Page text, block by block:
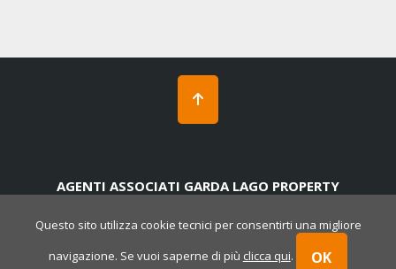
Questo sito utilizza cookie tecnici per consentirti una migliore
navigazione. Se vuoi saperne di più clicca qui. OK
AGENTI ASSOCIATI GARDA LAGO PROPERTY
-Privacy-Cookies policy-Powered by Cometa